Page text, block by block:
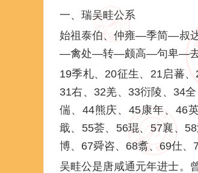
一、瑞吴畦公系
始祖泰伯、仲雍—季简—
—禽处—转—颇高—句卑—
19季札、20征生、21启蕃
31右、32羌、33衍陵、34
偳、44熊庆、45康年、46
戢、55荟、56琨、57襄、
博、67舜咨、68翥、69仕
吴畦公是唐咸通元年进士。